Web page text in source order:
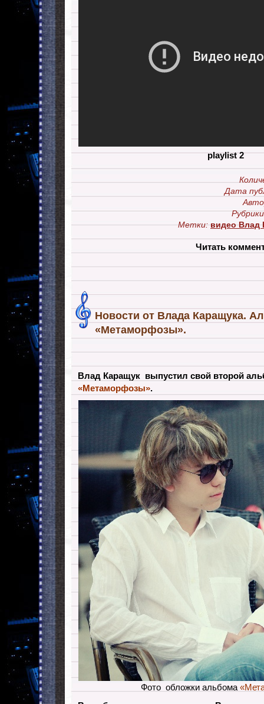
playlist 2
Дата
Метки: видео Влад
Читать
Новости от Влада Каращука.
«Метаморфозы».
Влад Каращук выпустил свой второй
«Метаморфозы».
Фото обложки альбома